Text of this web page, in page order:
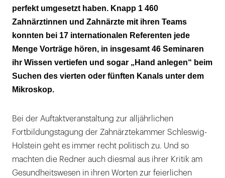
perfekt umgesetzt haben. Knapp 1 460
Zahnärztinnen und Zahnärzte mit ihren Teams
konnten bei 17 internationalen Referenten jede
Menge Vorträge hören, in insgesamt 46 Seminaren
ihr Wissen vertiefen und sogar „Hand anlegen“ beim
Suchen des vierten oder fünften Kanals unter dem
Mikroskop.
Bei der Auftaktveranstaltung zur alljährlichen
Fortbildungstagung der Zahnärztekammer Schleswig-
Holstein geht es immer recht politisch zu. Und so
machten die Redner auch diesmal aus ihrer Kritik am
Gesundheitswesen in ihren Worten zur feierlichen